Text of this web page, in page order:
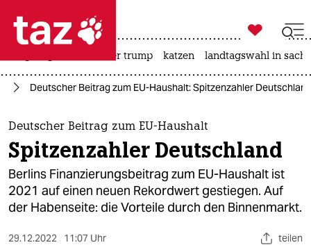
 taz zahl ich
taz zahl ich
themen
politik
öko

taz zahl ich
usa unter trump katzen landtagswahl in
Deutscher Beitrag zum EU-Haushalt: Spitzenzahler Deutschland
Deutscher Beitrag zum EU-Haushalt
Spitzenzahler Deutschland
Berlins Finanzierungsbeitrag zum EU-Haushalt ist
2021 auf einen neuen Rekordwert gestiegen. Auf
der Habenseite: die Vorteile durch den Binnenmarkt.
29.12.2022 11:07 Uhr teilen